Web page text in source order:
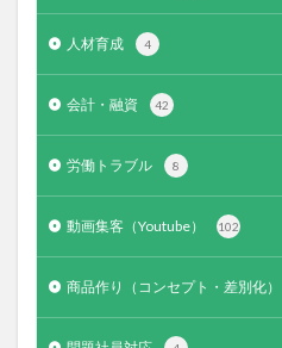
人材育成 4
会計・融資 42
労働トラブル 8
動画集客（Youtube） 102
商品作り（コンセプト・差別化）